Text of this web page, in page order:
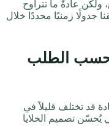
عادةً ما تتراوح
سيحدد فريقنا جدولًا زمنيًا محددًا خلال
حسب الطلب
قد تختلف قليلاً في
يُحسّن تصميم الخلايا